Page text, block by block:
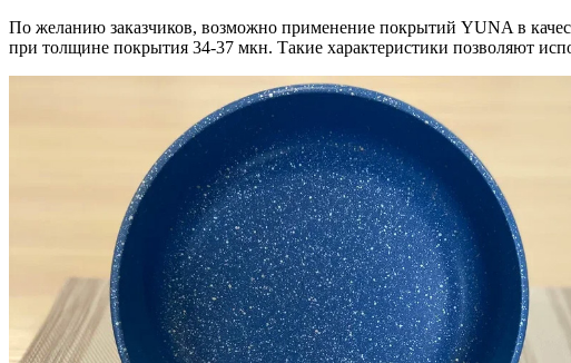
По желанию заказчиков, возможно применение покрытий YUNA в
при толщине покрытия 34-37 мкн. Такие характеристики позволяют